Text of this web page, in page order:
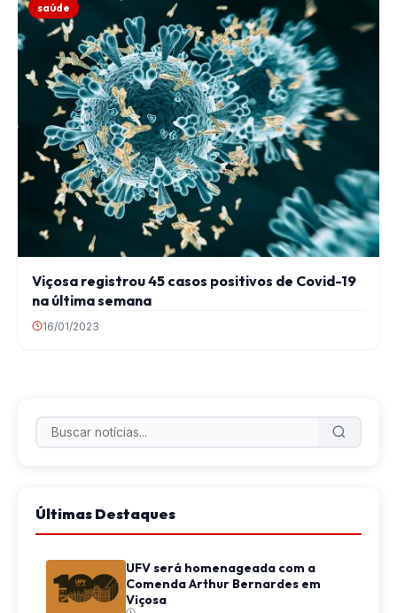
saúde
Viçosa registrou 45 casos positivos de Covid-19
na última semana
16/01/2023
Últimas Destaques
UFV será homenageada com a
Comenda Arthur Bernardes em
Viçosa